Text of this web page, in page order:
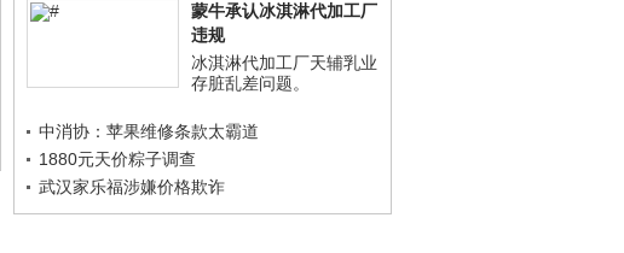
蒙牛承认冰淇淋代加工厂
违规
冰淇淋代加工厂天辅乳业
存脏乱差问题。
中消协：苹果维修条款太霸道
1880元天价粽子调查
武汉家乐福涉嫌价格欺诈